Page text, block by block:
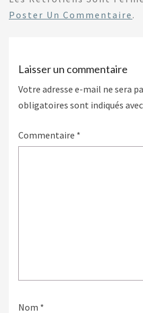
Poster Un Commentaire .
Laisser un commentaire
Votre adresse e-mail ne sera
obligatoires sont indiqués avec
Commentaire *
Nom *